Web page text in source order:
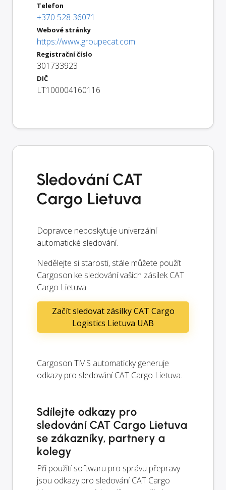
Telefon
+370 528 36071
Webové stránky
https://www.groupecat.com
Registrační číslo
301733923
DIČ
LT100004160116
Sledování CAT
Cargo Lietuva
Dopravce neposkytuje univerzální
automatické sledování.
Nedělejte si starosti, stále můžete použít
Cargoson ke sledování vašich zásilek CAT
Cargo Lietuva.
Začít sledovat zásilky CAT Cargo
Logistics Lietuva UAB
Cargoson TMS automaticky generuje
odkazy pro sledování CAT Cargo Lietuva.
Sdílejte odkazy pro
sledování CAT Cargo Lietuva
se zákazníky, partnery a
kolegy
Při použití softwaru pro správu přepravy
jsou odkazy pro sledování CAT Cargo